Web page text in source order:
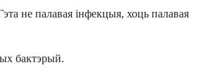
не палавая інфекцыя, хоць палавая
бактэрый.